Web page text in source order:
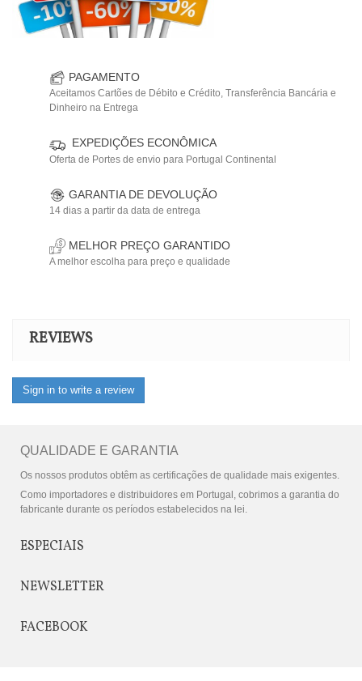
PAGAMENTO
Aceitamos Cartões de Débito e Crédito, Transferência Bancária e
Dinheiro na Entrega
EXPEDIÇÕES ECONÔMICA
Oferta de Portes de envio para Portugal Continental
GARANTIA DE DEVOLUÇÃO
14 dias a partir da data de entrega
MELHOR PREÇO GARANTIDO
A melhor escolha para preço e qualidade
REVIEWS
Sign in to write a review
QUALIDADE E GARANTIA
Os nossos produtos obtêm as certificações de qualidade mais exigentes.
Como importadores e distribuidores em Portugal, cobrimos a garantia do
fabricante durante os períodos estabelecidos na lei.
ESPECIAIS
NEWSLETTER
FACEBOOK